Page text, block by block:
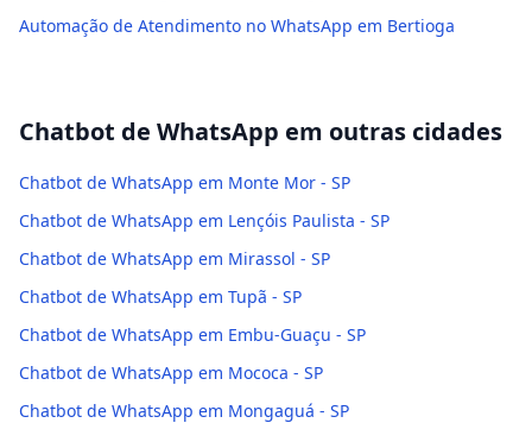
Automação de Atendimento no WhatsApp em Bertioga
Chatbot de WhatsApp em outras cidades
Chatbot de WhatsApp em Monte Mor - SP
Chatbot de WhatsApp em Lençóis Paulista - SP
Chatbot de WhatsApp em Mirassol - SP
Chatbot de WhatsApp em Tupã - SP
Chatbot de WhatsApp em Embu-Guaçu - SP
Chatbot de WhatsApp em Mococa - SP
Chatbot de WhatsApp em Mongaguá - SP